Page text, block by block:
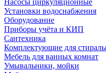
Насосы циркуляционные
Установки водоснабжения
Оборудование
Приборы учёта и КИП
Сантехника
Комплектующие для
Мебель для ванных комнат
Умывальники, мойки